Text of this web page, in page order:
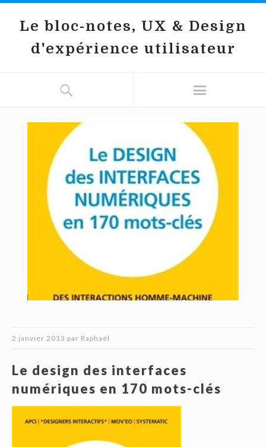
Le bloc-notes, UX & Design
d'expérience utilisateur
2 janvier 2013 par Raphaël
Le design des interfaces
numériques en 170 mots-clés